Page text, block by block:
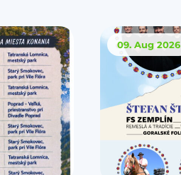
09. Aug2026